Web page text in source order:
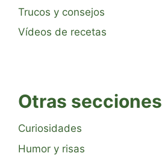
Trucos y consejos
Vídeos de recetas
Otras secciones
Curiosidades
Humor y risas